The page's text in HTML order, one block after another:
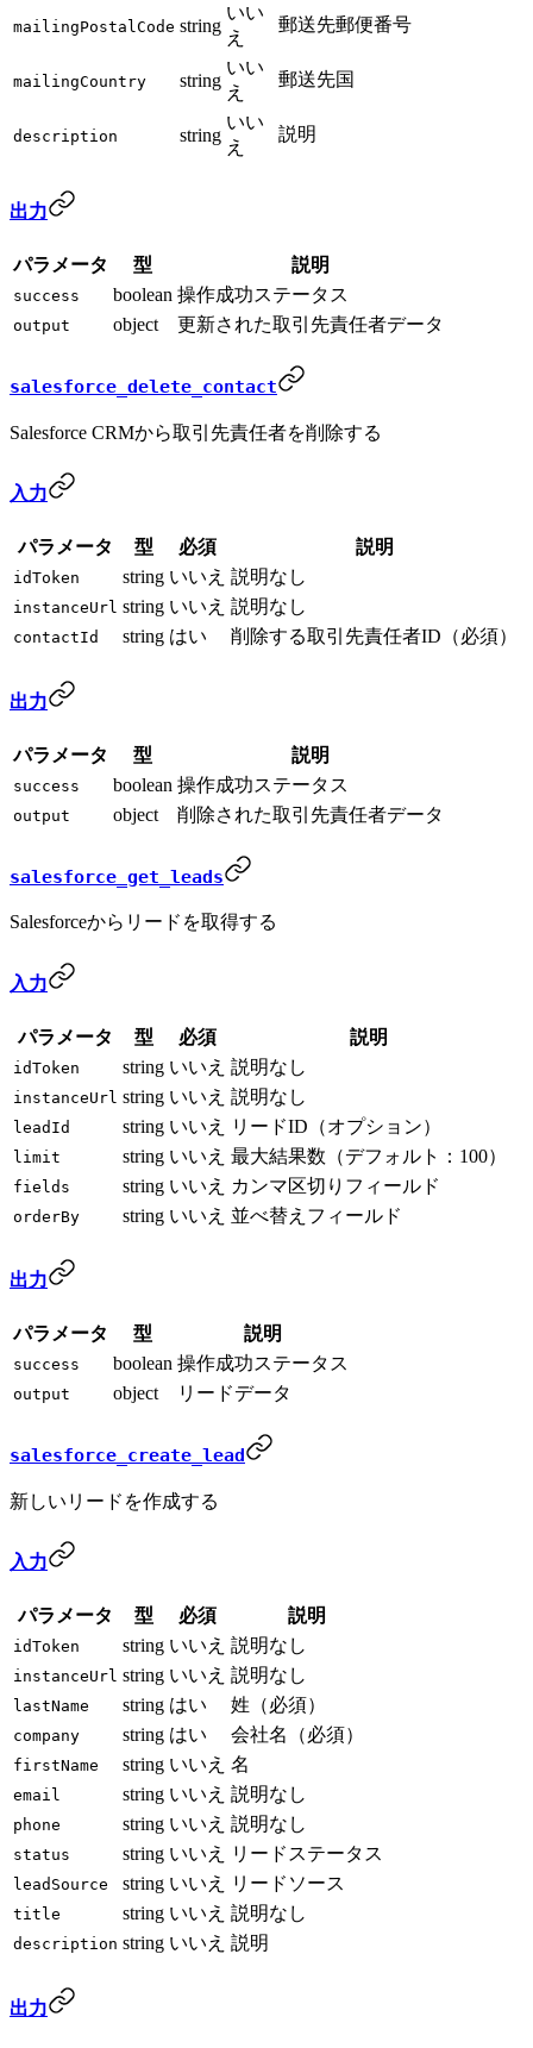
mailingPostalCode string
いい
え
郵送先郵便番号
mailingCountry string
いい
え
郵送先国
description string
いい
え
説明
出力
パラメータ 型 説明
success boolean 操作成功ステータス
output object 更新された取引先責任者データ
salesforce_delete_contact
Salesforce CRMから取引先責任者を削除する
入力
パラメータ 型 必須 説明
idToken string いいえ 説明なし
instanceUrl string いいえ 説明なし
contactId string はい 削除する取引先責任者ID（必須）
出力
パラメータ 型 説明
success boolean 操作成功ステータス
output object 削除された取引先責任者データ
salesforce_get_leads
Salesforceからリードを取得する
入力
パラメータ 型 必須 説明
idToken string いいえ 説明なし
instanceUrl string いいえ 説明なし
leadId string いいえ リードID（オプション）
limit string いいえ 最大結果数（デフォルト：100）
fields string いいえ カンマ区切りフィールド
orderBy string いいえ 並べ替えフィールド
出力
パラメータ 型 説明
success boolean 操作成功ステータス
output object リードデータ
salesforce_create_lead
新しいリードを作成する
入力
パラメータ 型 必須 説明
idToken string いいえ 説明なし
instanceUrl string いいえ 説明なし
lastName string はい 姓（必須）
company string はい 会社名（必須）
firstName string いいえ 名
email string いいえ 説明なし
phone string いいえ 説明なし
status string いいえ リードステータス
leadSource string いいえ リードソース
title string いいえ 説明なし
description string いいえ 説明
出力